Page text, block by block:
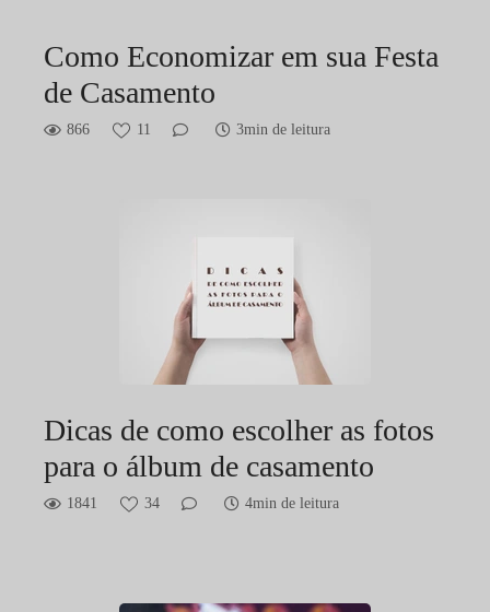
Como Economizar em sua Festa
de Casamento
866 11 3min de leitura
Dicas de como escolher as fotos
para o álbum de casamento
1841 34 4min de leitura